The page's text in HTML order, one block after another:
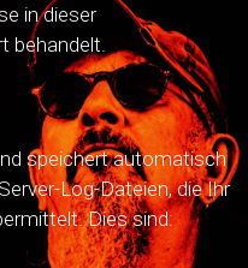
in dieser
behandelt.
speichert automatisch
Log-Dateien, die Ihr
Dies sind: